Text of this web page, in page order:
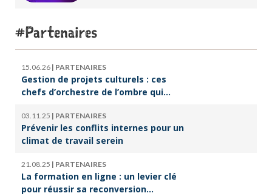
Partenaires
15.06.26 | PARTENAIRES
Gestion de projets culturels : ces
chefs d’orchestre de l’ombre qui
03.11.25 | PARTENAIRES
Prévenir les conflits internes pour un
climat de travail serein
21.08.25 | PARTENAIRES
La formation en ligne : un levier clé
pour réussir sa reconversion